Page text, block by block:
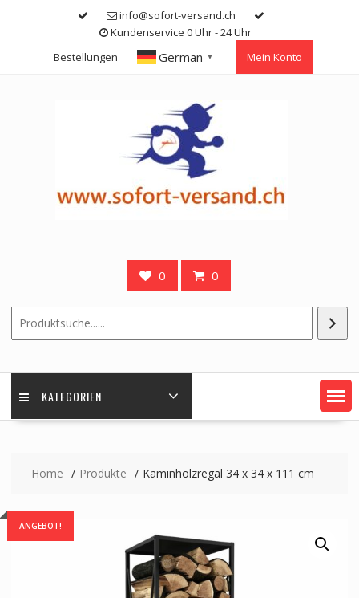
info@sofort-versand.ch
Kundenservice 0 Uhr - 24 Uhr
Bestellungen
German ▼ Mein Konto
0 0
KATEGORIEN
Home Produkte Kaminholzregal 34 x 34 x 111 cm
ANGEBOT!